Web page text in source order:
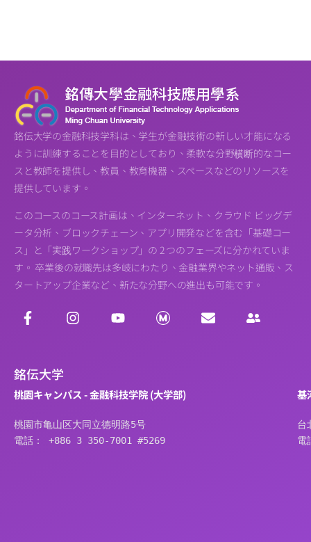
銘伝大学の金融科技学科は、学生が金融技術の新しい才能になる
ように訓練することを目的としており、柔軟な分野横断的なコー
スと教師を提供し、教員、教育機器、スペースなどのリソースを
提供しています。
このコースのコース計画は、インターネット、クラウド ビッグデ
ータ分析、ブロックチェーン、アプリ開発などを含む「基礎コー
ス」と「実践ワークショップ」の 2 つのフェーズに分かれていま
す。 卒業後の就職先は多岐にわたり、金融業界やネット通販、ス
タートアップ企業など、新たな分野への進出も可能です。
銘伝大学
桃園キャンパス - 金融科技学院 (大学部)
桃園市亀山区大同立德明路5号
電話： +886 3 350-7001 #5269
基
台
電